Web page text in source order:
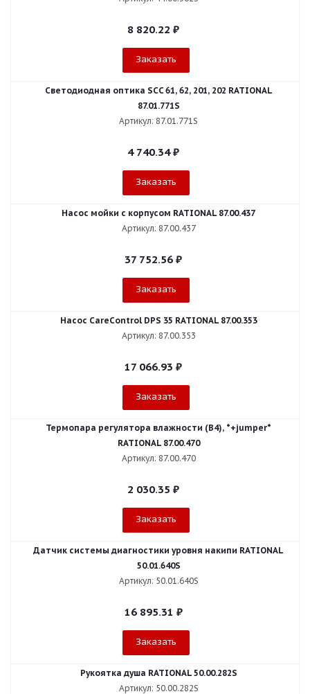
8 820.22 ₽
Заказать
Светодиодная оптика SCC 61, 62, 201, 202 RATIONAL
87.01.771S
Артикул: 87.01.771S
4 740.34₽
Заказать
Насос мойки с корпусом RATIONAL 87.00.437
Артикул: 87.00.437
37 752.56 ₽
Заказать
Насос CareControl DPS 35 RATIONAL 87.00.353
Артикул: 87.00.353
17 066.93 ₽
Заказать
Термопара регулятора влажности (B4), *+jumper*
RATIONAL 87.00.470
Артикул: 87.00.470
2 030.35 ₽
Заказать
Датчик системы диагностики уровня накипи RATIONAL
50.01.640S
Артикул: 50.01.640S
16 895.31 ₽
Заказать
Рукоятка душа RATIONAL 50.00.282S
Артикул: 50.00.282S